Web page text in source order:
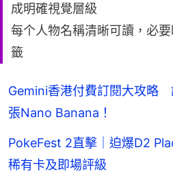
成明確視覺層級
每个人物名稱清晰可讀，必
籤
Gemini香港付費訂閱大攻略
張Nano Banana！
PokeFest 2直擊｜迫爆D2
稀有卡及即場評級